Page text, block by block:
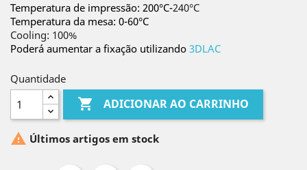
Temperatura de impressão: 200°C-240°C
Temperatura da mesa: 0-60°C
Cooling: 100%
Poderá aumentar a fixação utilizando 3DLAC
Quantidade
 ADICIONAR AO CARRINHO
 Últimos artigos em stock